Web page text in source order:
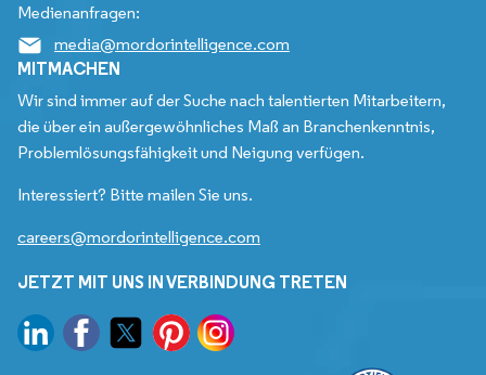
Medienanfragen:
media@mordorintelligence.com
MITMACHEN
Wir sind immer auf der Suche nach talentierten Mitarbeitern,
die über ein außergewöhnliches Maß an Branchenkenntnis,
Problemlösungsfähigkeit und Neigung verfügen.
Interessiert? Bitte mailen Sie uns.
careers@mordorintelligence.com
JETZT MIT UNS IN VERBINDUNG TRETEN